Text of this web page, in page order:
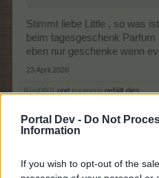
Portal Dev - Do Not
Information
If you wish to opt-out of the
Stimmt liebe Little , so was
beim tagesgeschenk Parfum
eben nur geschenke wenn
23 April 2026
Rosi0801 und texanerin gefällt dies.